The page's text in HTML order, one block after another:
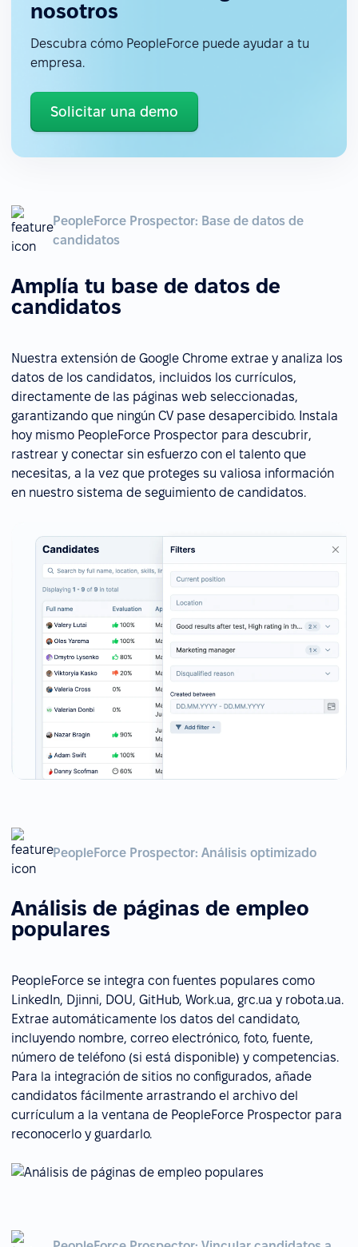
nosotros
Descubra cómo PeopleForce puede ayudar a tu
empresa.
Solicitar una demo
PeopleForce Prospector: Base de datos de
candidatos
Amplía tu base de datos de
candidatos
Nuestra extensión de Google Chrome extrae y analiza los
datos de los candidatos, incluidos los currículos,
directamente de las páginas web seleccionadas,
garantizando que ningún CV pase desapercibido. Instala
hoy mismo PeopleForce Prospector para descubrir,
rastrear y conectar sin esfuerzo con el talento que
necesitas, a la vez que proteges su valiosa información
en nuestro sistema de seguimiento de candidatos.
PeopleForce Prospector: Análisis optimizado
Análisis de páginas de empleo
populares
PeopleForce se integra con fuentes populares como
LinkedIn, Djinni, DOU, GitHub, Work.ua, grc.ua y robota.ua.
Extrae automáticamente los datos del candidato,
incluyendo nombre, correo electrónico, foto, fuente,
número de teléfono (si está disponible) y competencias.
Para la integración de sitios no configurados, añade
candidatos fácilmente arrastrando el archivo del
currículum a la ventana de PeopleForce Prospector para
reconocerlo y guardarlo.